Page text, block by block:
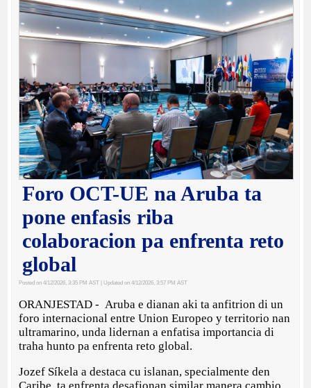
Foro OCT-UE na Aruba ta
pone enfasis riba
colaboracion pa enfrenta reto
global
Posted on 4/12/2026, 3:35 PM AST | Updated on 4/12/2026, 3:57 PM AST
ORANJESTAD - Aruba e dianan aki ta anfitrion di un
foro internacional entre Union Europeo y territorio nan
ultramarino, unda lidernan a enfatisa importancia di
traha hunto pa enfrenta reto global.
Jozef Síkela a destaca cu islanan, specialmente den